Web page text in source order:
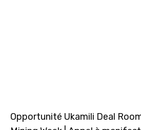
Opportunité Ukamili Deal